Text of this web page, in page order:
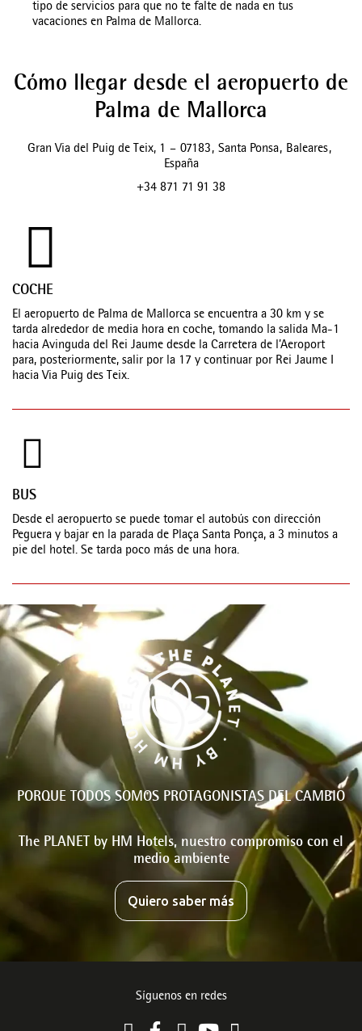
tipo de servicios para que no te falte de nada en tus
vacaciones en Palma de Mallorca.
Cómo llegar desde el aeropuerto de
Palma de Mallorca
Gran Via del Puig de Teix, 1 – 07183, Santa Ponsa, Baleares,
España
+34 871 71 91 38
COCHE
El aeropuerto de Palma de Mallorca se encuentra a 30 km y se
tarda alrededor de media hora en coche, tomando la salida Ma-1
hacia Avinguda del Rei Jaume desde la Carretera de l’Aeroport
para, posteriormente, salir por la 17 y continuar por Rei Jaume I
hacia Via Puig des Teix.
BUS
Desde el aeropuerto se puede tomar el autobús con dirección
Peguera y bajar en la parada de Plaça Santa Ponça, a 3 minutos a
pie del hotel. Se tarda poco más de una hora.
PORQUE TODOS SOMOS PROTAGONISTAS DEL CAMBIO
The PLANET by HM Hotels, nuestro compromiso con el
medio ambiente
Quiero saber más
Síguenos en redes